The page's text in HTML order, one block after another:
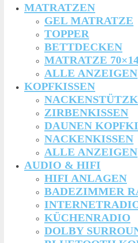
MATRATZEN
GEL MATRATZE
TOPPER
BETTDECKEN
MATRATZE
ALLE ANZEIGEN
KOPFKISSEN
ZIRBENKISSEN
DAUNEN
NACKENKISSEN
ALLE ANZEIGEN
AUDIO & HIFI
HIFI ANLAGEN
BADEZIMMER
KÜCHENRADIO
DOLBY